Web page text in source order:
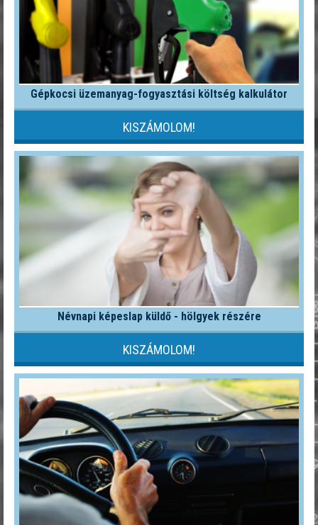
Gépkocsi üzemanyag-fogyasztási költség kalkulátor
KISZÁMOLOM!
Névnapi képeslap küldő - hölgyek részére
KISZÁMOLOM!